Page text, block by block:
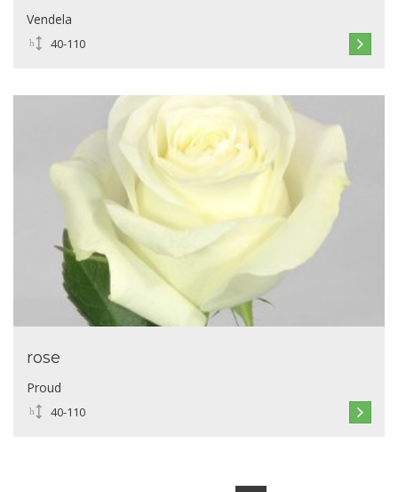
Vendela
40-110
rose
Proud
40-110